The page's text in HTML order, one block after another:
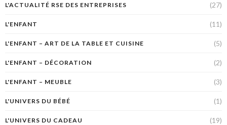
L'ACTUALITÉ RSE DES ENTREPRISES (27)
L'ENFANT (11)
L'ENFANT – ART DE LA TABLE ET CUISINE (5)
L'ENFANT – DÉCORATION (2)
L'ENFANT – MEUBLE (3)
L'UNIVERS DU BÉBÉ (1)
L'UNIVERS DU CADEAU (19)